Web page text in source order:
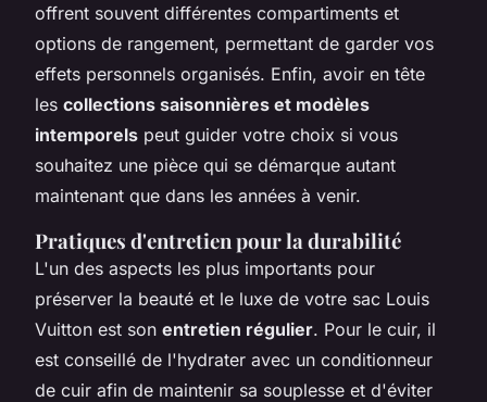
offrent souvent différentes compartiments et
options de rangement, permettant de garder vos
effets personnels organisés. Enfin, avoir en tête
les collections saisonnières et modèles
intemporels peut guider votre choix si vous
souhaitez une pièce qui se démarque autant
maintenant que dans les années à venir.
Pratiques d'entretien pour la durabilité
L'un des aspects les plus importants pour
préserver la beauté et le luxe de votre sac Louis
Vuitton est son entretien régulier. Pour le cuir, il
est conseillé de l'hydrater avec un conditionneur
de cuir afin de maintenir sa souplesse et d'éviter